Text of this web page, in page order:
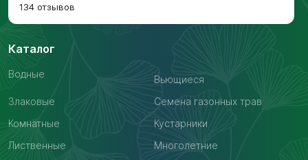
134 отзывов
Каталог
Водные
Вьющиеся
Злаковые
Семена газонных трав
Комнатные
Кустарники
Лиственные
Многолетние